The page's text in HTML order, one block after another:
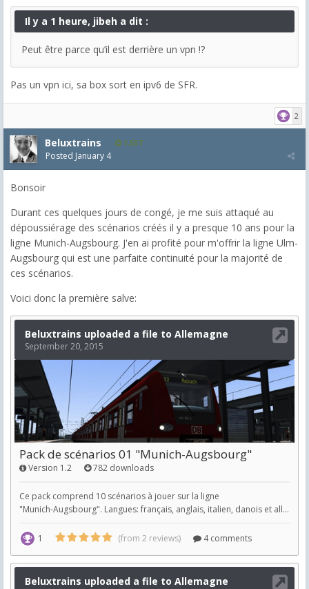
Il y a 1 heure, jibeh a dit :
Peut être parce qu’il est derrière un vpn !?
Pas un vpn ici, sa box sort en ipv6 de SFR.
2
Beluxtrains 1,557
Posted January 4
Bonsoir
Durant ces quelques jours de congé, je me suis attaqué au
dépoussiérage des scénarios créés il y a presque 10 ans pour la
ligne Munich-Augsbourg. J'en ai profité pour m'offrir la ligne Ulm-
Augsbourg qui est une parfaite continuité pour la majorité de
ces scénarios.
Voici donc la première salve: